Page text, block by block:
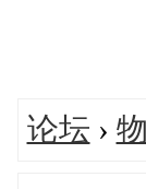
论坛 ›